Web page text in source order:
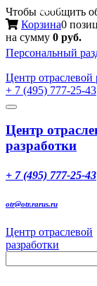
Чтобы сообщить
Корзина0
на сумму 0 руб.
Персональный
Центр отраслевой
+ 7 (495) 777-25-43
Toggle
Меню
Центр
разработки
+ 7 (495) 777-25-43
otr@otr.rarus.ru
Центр отраслевой
разработки